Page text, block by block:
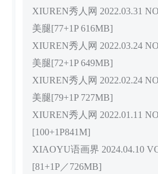
XIUREN秀人网 2022.03.31
美腿[77+1P 616MB]
XIUREN秀人网 2022.03.24
美腿[72+1P 649MB]
XIUREN秀人网 2022.02.24
美腿[79+1P 727MB]
XIUREN秀人网 2022.01.11
[100+1P841M]
XIAOYU语画界 2024.04.10
[81+1P／726MB]